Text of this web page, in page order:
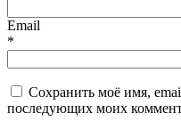
Email
*
Сохранить моё имя,
последующих моих